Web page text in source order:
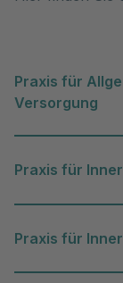
Praxis für
Versorgung
Praxis für
Praxis für